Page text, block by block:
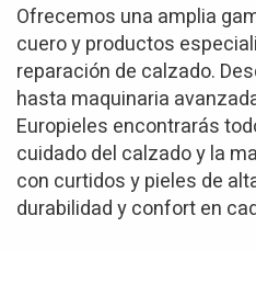
Ofrecemos una amplia
cuero y productos
reparación de calzado.
hasta maquinaria
Europieles encontrarás
cuidado del calzado y la
con curtidos y pieles de
durabilidad y confort en